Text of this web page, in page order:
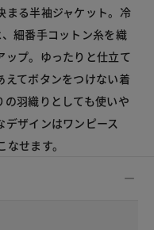
まる半袖ジャケット。冷
細番手コットン糸を織
ップ。ゆったりと仕立て
えてボタンをつけない着
の羽織りとしても使いや
デザインはワンピース
せます。